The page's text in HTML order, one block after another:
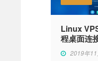
Linux
程桌面连
2019年